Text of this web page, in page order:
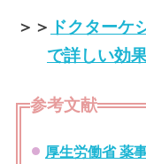
＞＞
ドクターケ
で詳しい効
参考文献
厚生労働省 薬